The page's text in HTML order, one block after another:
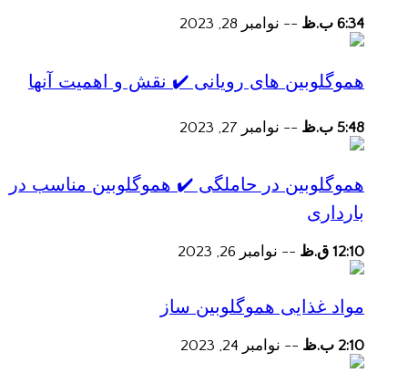
6:34 ب.ظ -- نوامبر 28, 2023
هموگلوبین های رویانی ✔️ نقش و اهمیت آنها
5:48 ب.ظ -- نوامبر 27, 2023
هموگلوبین در حاملگی ✔️ هموگلوبین مناسب در
بارداری
12:10 ق.ظ -- نوامبر 26, 2023
مواد غذایی هموگلوبین ساز
2:10 ب.ظ -- نوامبر 24, 2023